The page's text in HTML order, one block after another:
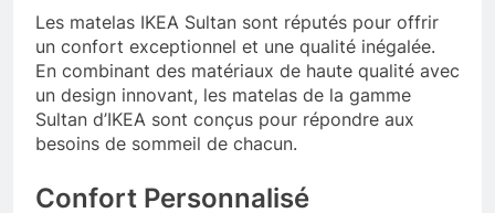
Les matelas IKEA Sultan sont réputés pour offrir
un confort exceptionnel et une qualité inégalée.
En combinant des matériaux de haute qualité avec
un design innovant, les matelas de la gamme
Sultan d’IKEA sont conçus pour répondre aux
besoins de sommeil de chacun.
Confort Personnalisé